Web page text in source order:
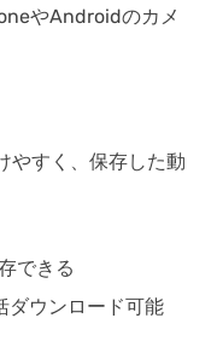
やAndroidのカメ
やすく、保存した動
できる
ダウンロード可能